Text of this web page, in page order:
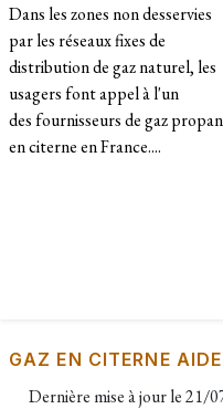
Dans les zones non desservies
par les réseaux fixes de
distribution de gaz naturel, les
usagers font appel à l'un
des fournisseurs de gaz
en citerne en France....
GAZ EN CITERNE AIDE
Dernière mise à jour le21/